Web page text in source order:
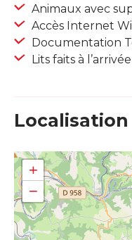
Animaux avec
Accès Internet
Documentation
Lits faits à l’arrivée
Localisation
+
−